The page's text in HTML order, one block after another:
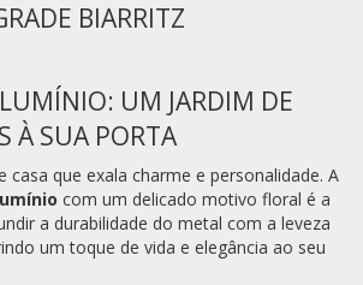
BIARRITZ
UM JARDIM DE
À SUA PORTA
casa que exala charme e personalidade. A
com um delicado motivo floral é a
a durabilidade do metal com a leveza
um toque de vida e elegância ao seu